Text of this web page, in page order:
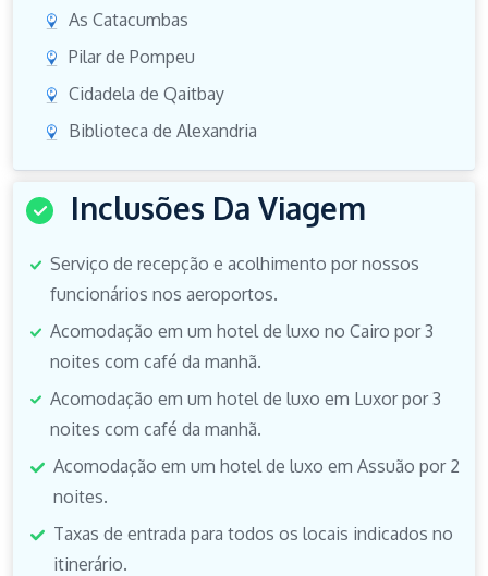
As Catacumbas
Pilar de Pompeu
Cidadela de Qaitbay
Biblioteca de Alexandria
Inclusões Da Viagem
Serviço de recepção e acolhimento por nossos
funcionários nos aeroportos.
Acomodação em um hotel de luxo no Cairo por 3
noites com café da manhã.
Acomodação em um hotel de luxo em Luxor por 3
noites com café da manhã.
Acomodação em um hotel de luxo em Assuão por 2
noites.
Taxas de entrada para todos os locais indicados no
itinerário.